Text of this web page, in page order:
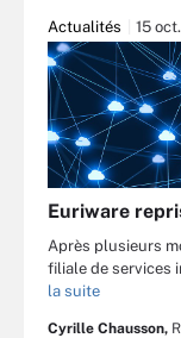
Actualités 15
Euriware
Après plusieurs
filiale de services
la suite
Cyrille Chausson,